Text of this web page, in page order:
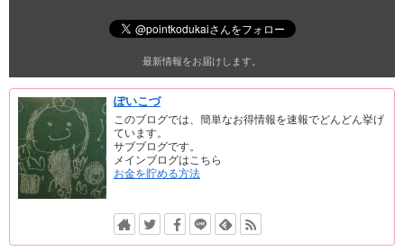
最新情報をお届けします。
ぽいこづ
このブログでは、簡単なお得情報を速報でどんどん挙げ
ています。
サブブログです。
メインブログはこちら
お金を貯める方法